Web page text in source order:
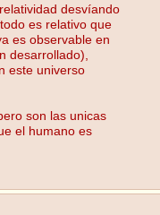
desvíando
es relativo que
es observable en
desarrollado),
este universo
son las unicas
el humano es